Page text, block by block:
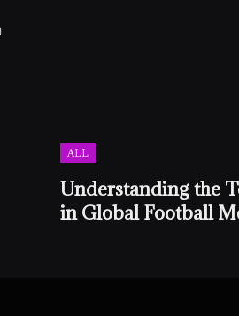
ALL
Understanding the
in Global Football